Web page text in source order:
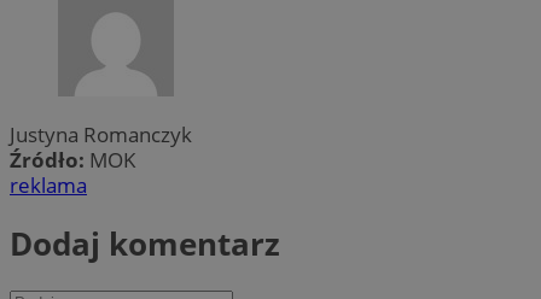
Justyna Romanczyk
Źródło: MOK
reklama
Dodaj komentarz